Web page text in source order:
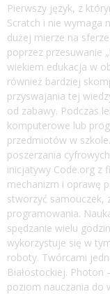
Pierwszy język, z
Scratch i nie wymaga
dużej mierze na
poprzez przesuwanie
wiekiem edukacja w
również bardziej
przyswajania tej
od zabawy. Podczas
komputerowe lub
przedmiotów w
poszerzania
inicjatywy Code.org z
mechanizm i oprawę
stworzyć samouczek,
programowania.
spędzanie wielu
wykorzystuje się w
roboty. Twórcami
Białostockiej.
poziom nauczania do